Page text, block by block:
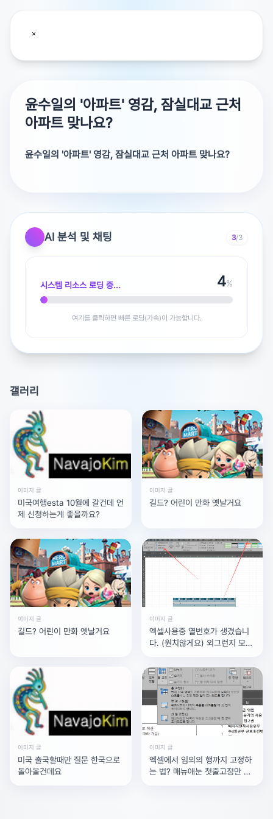
윤수일의 '아파트' 영감, 잠실대교 근처
아파트 맞나요?
윤수일의 '아파트' 영감, 잠실대교 근처 아파트 맞나요?
복무하는 사이 애인이 미국 이민을 가버린 사연
등을 결
합하여 곡을 만들었다고 한다.
광고 [X]를 누르면 내용이 해제됩니다
AI 분석 및 채팅 3/3
시스템 리소스 로딩 중... 5%
여기를 클릭하면 빠른 로딩(가속)이 가능합니다.
갤러리
이미지 글
미국여행esta 10월에 갈건데 언
제 신청하는게 좋을까요?
이미지 글
길드? 어린이 만화 옛날거요
이미지 글
길드? 어린이 만화 옛날거요
이미지 글
엑셀사용중 열번호가 생겼습니
다. (원치않게요) 외그런지 모르
이미지 글
미국 출국할때만 질문 한국으로
돌아올건데요
이미지 글
엑셀에서 임의의 행까지 고정하
는 법? 매뉴애눈 첫줄고정만 보